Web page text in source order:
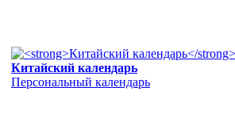
Китайский календарь
Персональный календарь